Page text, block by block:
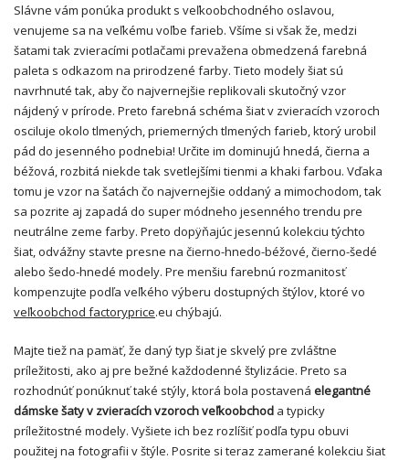
Slávne vám ponúka produkt s veľkoobchodného oslavou,
venujeme sa na veľkému voľbe farieb. Všíme si však že, medzi
šatami tak zvieracími potlačami prevažena obmedzená farebná
paleta s odkazom na prirodzené farby. Tieto modely šiat sú
navrhnuté tak, aby čo najvernejšie replikovali skutočný vzor
nájdený v prírode. Preto farebná schéma šiat v zvieracích vzoroch
osciluje okolo tlmených, priemerných tlmených farieb, ktorý urobil
pád do jesenného podnebia! Určite im dominujú hnedá, čierna a
béžová, rozbitá niekde tak svetlejšími tienmi a khaki farbou. Vďaka
tomu je vzor na šatách čo najvernejšie oddaný a mimochodom, tak
sa pozrite aj zapadá do super módneho jesenného trendu pre
neutrálne zeme farby. Preto dopÿňajúc jesennú kolekciu týchto
šiat, odvážny stavte presne na čierno-hnedo-béžové, čierno-šedé
alebo šedo-hnedé modely. Pre menšiu farebnú rozmanitosť
kompenzujte podľa veľkého výberu dostupných štýlov, ktoré vo
veľkoobchod factoryprice.eu chýbajú.
Majte tiež na pamäť, že daný typ šiat je skvelý pre zvláštne
príležitosti, ako aj pre bežné každodenné štylizácie. Preto sa
rozhodnúť ponúknuť také stýly, ktorá bola postavená elegantné
dámske šaty v zvieracích vzoroch veľkoobchod a typicky
príležitostné modely. Vyšiete ich bez rozlíšiť podľa typu obuvi
použitej na fotografii v štýle. Posrite si teraz zamerané kolekciu šiat